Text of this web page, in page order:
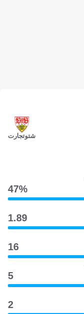
شتوتجارت
47‎%‎
1.89
16
5
2